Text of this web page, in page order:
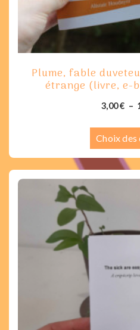
Plume, fable
étrange (livre, e-
3,00€ –
Choix des